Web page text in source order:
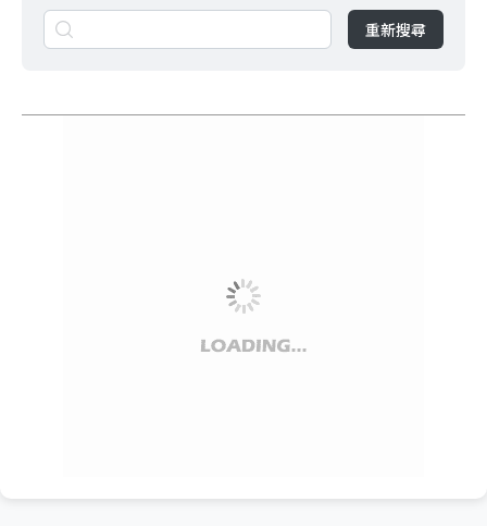
重新搜尋